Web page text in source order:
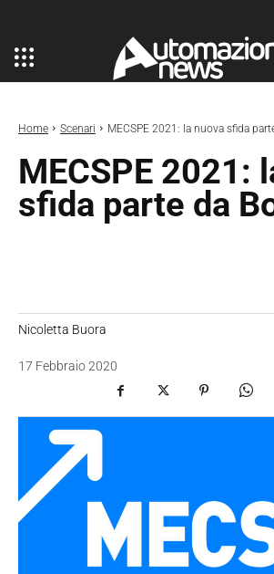
Home Scenari MECSPE 2021: la nuova sfida
MECSPE 2021:
sfida parte da
Nicoletta Buora
17 Febbraio 2020